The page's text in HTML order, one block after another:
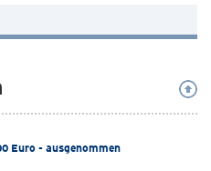
Euro - ausgenommen